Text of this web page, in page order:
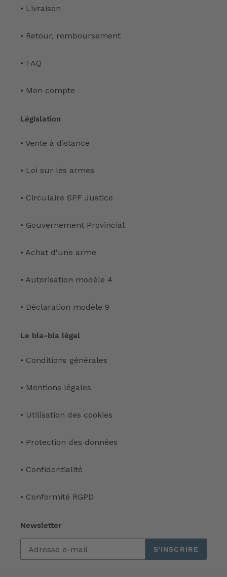
• Livraison
• Retour, remboursement
• FAQ
• Mon compte
Législation
• Vente à distance
• Loi sur les armes
• Circulaire SPF Justice
• Gouvernement Provincial
• Achat d'une arme
• Autorisation modèle 4
• Déclaration modèle 9
Le bla-bla légal
• Conditions générales
• Mentions légales
• Utilisation des cookies
• Protection des données
• Confidentialité
• Conformité RGPD
Newsletter
S'INSCRIRE